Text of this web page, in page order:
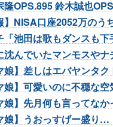
】NISA口座2052万の
「池田は歌もダンスも
沈んでいたマンモスや
娘】差しはエバヤンタ
娘】可愛いのに不穏な
娘】先月何も言ってな
娘】うおっすげー盛り…